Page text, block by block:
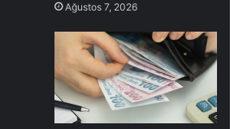
Ağustos 7, 2026